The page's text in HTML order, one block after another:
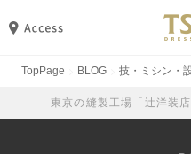
TopPage BLOG 技・ミシン・
東京の縫製工場「辻洋装